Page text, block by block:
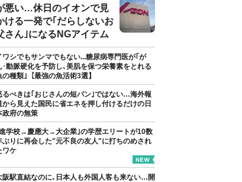
悪い…休日のイオンで見
ける一発で｢だらしないお
さん｣になるNGアイテム
ワシでもサンマでもない...糖尿病専門医が｢が
･動脈硬化を予防し､美肌を保つ栄養素をとれる
の種類｣【最強の魚活術3選】
るべきは｢おじさんの短パン｣ではない…海外報
から見えた国民に省エネを押し付けるだけの日
政府の無策
学校→慶應大→大企業｣の学歴エリートが10数
ぶりに再会した"元不良の友人"に打ちのめされ
ワケ
阪駅直結なのに､日本人も外国人客も来ない…開